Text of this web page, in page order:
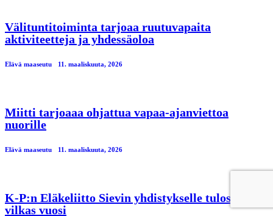
Välituntitoiminta tarjoaa ruutuvapaita
aktiviteetteja ja yhdessäoloa
Elävä maaseutu 11. maaliskuuta, 2026
Miitti tarjoaaa ohjattua vapaa-ajanviettoa
nuorille
Elävä maaseutu 11. maaliskuuta, 2026
K-P:n Eläkeliitto Sievin yhdistykselle tulossa
vilkas vuosi